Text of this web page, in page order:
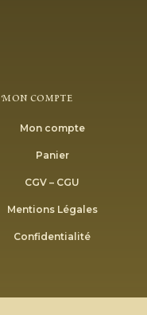
Mon Compte
Mon compte
Panier
CGV – CGU
Mentions Légales
Confidentialité